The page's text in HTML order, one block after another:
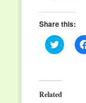
Share this:
Click
to
(Opens
in
new
Related